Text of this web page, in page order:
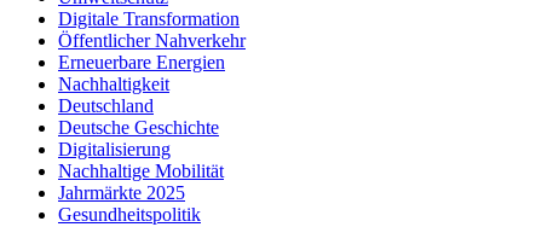
Digitale Transformation
Öffentlicher Nahverkehr
Erneuerbare Energien
Nachhaltigkeit
Deutschland
Deutsche Geschichte
Digitalisierung
Nachhaltige Mobilität
Jahrmärkte 2025
Gesundheitspolitik